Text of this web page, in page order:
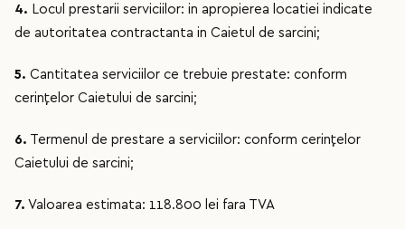
4. Locul prestarii serviciilor: in apropierea locatiei indicate
de autoritatea contractanta in Caietul de sarcini;
5. Cantitatea serviciilor ce trebuie prestate: conform
cerințelor Caietului de sarcini;
6. Termenul de prestare a serviciilor: conform cerințelor
Caietului de sarcini;
7. Valoarea estimata: 118.800 lei fara TVA